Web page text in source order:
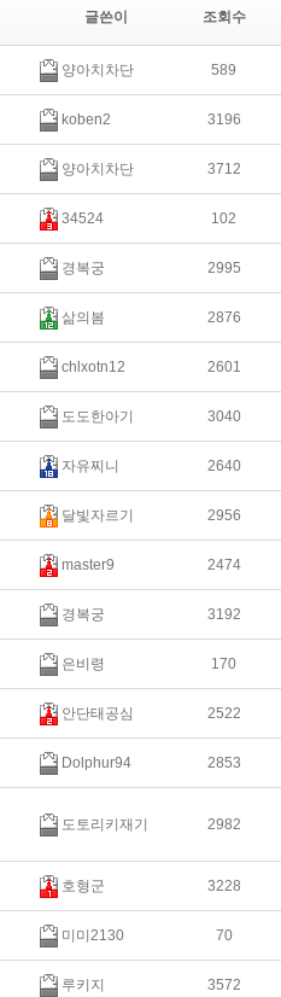
글쓴이 조회수
양아치차단 589
koben2 3196
양아치차단 3712
34524 102
경복궁 2995
삶의봄 2876
chlxotn12 2601
도도한아기 3040
자유찌니 2640
달빛자르기 2956
master9 2474
경복궁 3192
은비령 170
안단태공심 2522
Dolphur94 2853
도토리키재기 2982
호형군 3228
미미2130 70
루키지 3572